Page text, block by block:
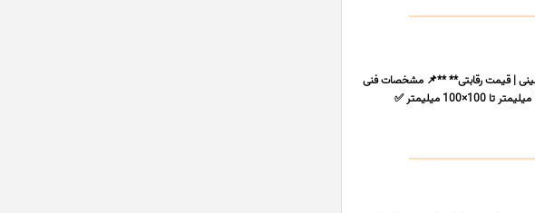
**ساخت چین | کیفیت تضمینی | قیمت رقابتی** **📌 مشخصات فنی
محصول** ✅ **گرید** AISI 304 (مطابق استاندارد جهانی) ✅ **سایزهای موجود** - 10×10 میلیمتر تا 100×100 میلیمتر ✅